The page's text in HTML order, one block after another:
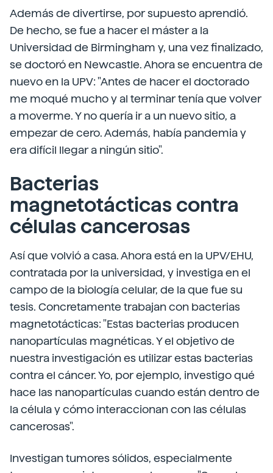
Además de divertirse, por supuesto aprendió.
De hecho, se fue a hacer el máster a la
Universidad de Birmingham y, una vez finalizado,
se doctoró en Newcastle. Ahora se encuentra de
nuevo en la UPV: "Antes de hacer el doctorado
me moqué mucho y al terminar tenía que volver
a moverme. Y no quería ir a un nuevo sitio, a
empezar de cero. Además, había pandemia y
era difícil llegar a ningún sitio".
Bacterias
magnetotácticas contra
células cancerosas
Así que volvió a casa. Ahora está en la UPV/EHU,
contratada por la universidad, y investiga en el
campo de la biología celular, de la que fue su
tesis. Concretamente trabajan con bacterias
magnetotácticas: "Estas bacterias producen
nanopartículas magnéticas. Y el objetivo de
nuestra investigación es utilizar estas bacterias
contra el cáncer. Yo, por ejemplo, investigo qué
hace las nanopartículas cuando están dentro de
la célula y cómo interaccionan con las células
cancerosas".
Investigan tumores sólidos, especialmente